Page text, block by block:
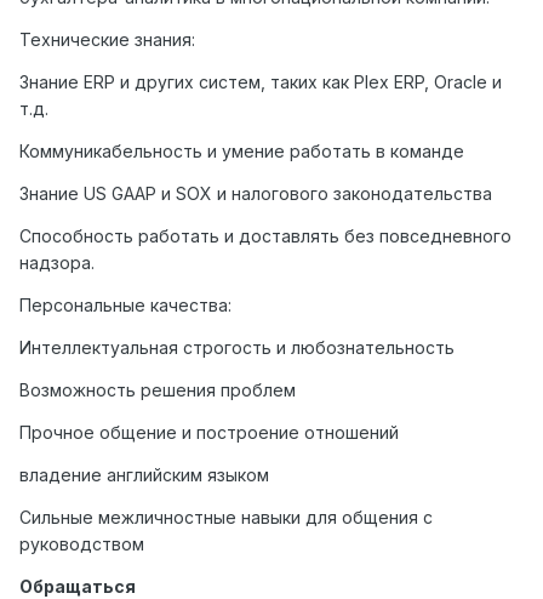
Технические знания:
Знание ERP и других систем, таких как Plex ERP, Oracle и
т.д.
Коммуникабельность и умение работать в команде
Знание US GAAP и SOX и налогового законодательства
Способность работать и доставлять без повседневного
надзора.
Персональные качества:
Интеллектуальная строгость и любознательность
Возможность решения проблем
Прочное общение и построение отношений
владение английским языком
Сильные межличностные навыки для общения с
руководством
Обращаться